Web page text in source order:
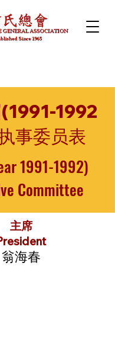
1992
事委员表
1991-1992)
Committee
主席
翁海春